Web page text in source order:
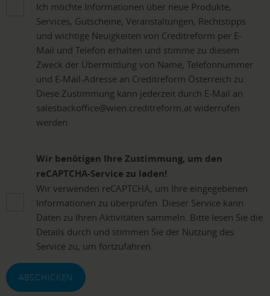
Ich möchte Informationen über neue Produkte,
Services, Gutscheine, Veranstaltungen, Rechtstipps
und wichtige Neuigkeiten von Creditreform per E-
Mail und Telefon erhalten und stimme zu diesem
Zweck der Übermittlung von Name, Telefonnummer
und E-Mail-Adresse an Creditreform Österreich zu.
Diese Zustimmung kann jederzeit durch E-Mail an
salesbackoffice@wien.creditreform.at widerrufen
werden.
Wir benötigen Ihre Zustimmung, um den
reCAPTCHA-Service zu laden!
Wir verwenden reCAPTCHA, um Ihre eingegebenen
Informationen zu überprüfen. Dieser Service kann
Daten zu Ihren Aktivitäten sammeln. Bitte lesen Sie die
Details durch und stimmen Sie der Nutzung des
Service zu, um fortzufahren.
ABSCHICKEN